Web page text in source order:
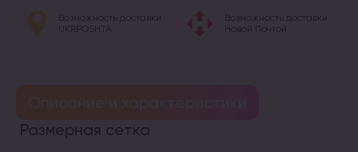
Возможность доставки
UKRPOSHTA
Возможность доставки
Новой Почтой
Размерная сетка